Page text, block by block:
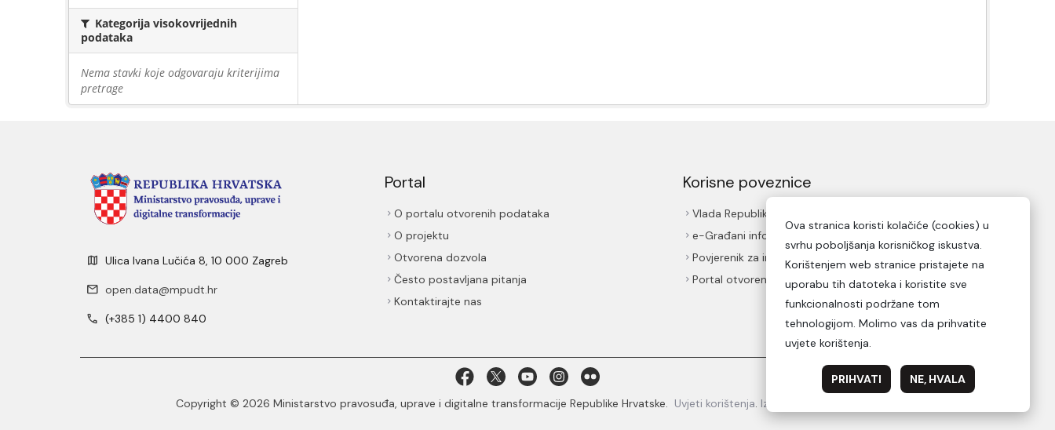
Kategorija visokovrijednih
podataka
Nema stavki koje odgovaraju kriterijima
pretrage